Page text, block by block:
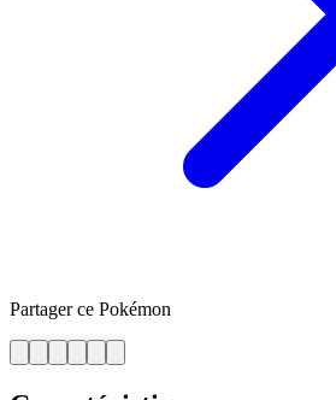
Partager ce Pokémon